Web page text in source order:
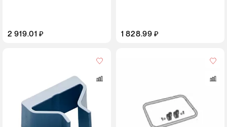
2 919.01 ₽ 1 828.99 ₽